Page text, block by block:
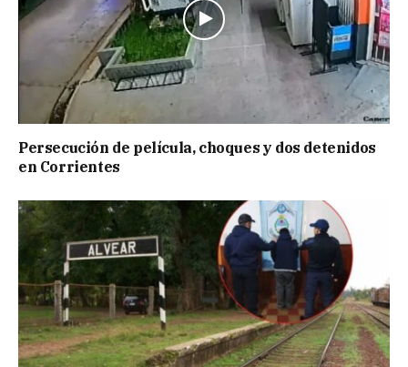
Persecución de película, choques y dos detenidos
en Corrientes